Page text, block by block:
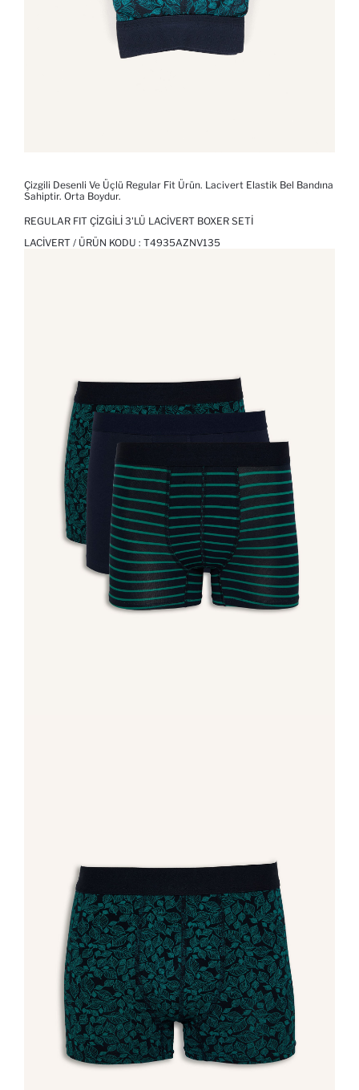
Çizgili Desenli Ve Üçlü Regular Fit Ürün. Lacivert Elastik Bel Bandına
Sahiptir. Orta Boydur.
REGULAR FIT ÇIZGILI 3'LÜ LACIVERT BOXER SETI
LACIVERT / ÜRÜN KODU : T4935AZNV135